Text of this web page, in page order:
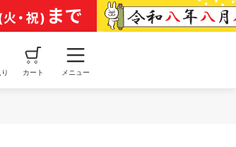
カート メニュー